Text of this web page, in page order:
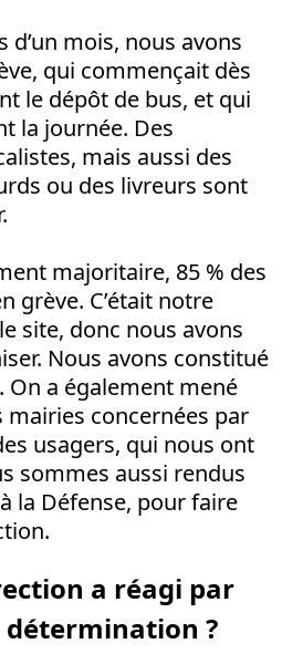
d’un mois, nous avons
qui commençait dès
le dépôt de bus, et qui
la journée. Des
mais aussi des
ou des livreurs sont
majoritaire, 85 % des
grève. C’était notre
site, donc nous avons
Nous avons constitué
On a également mené
mairies concernées par
usagers, qui nous ont
sommes aussi rendus
la Défense, pour faire
a réagi par
?